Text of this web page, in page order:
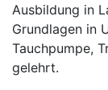
Ausbildung in
Grundlagen in
Tauchpumpe,
gelehrt.